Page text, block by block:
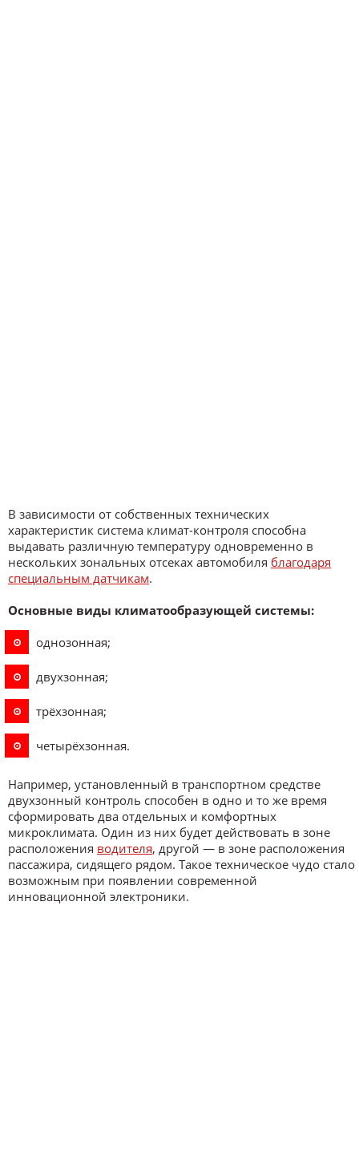
В зависимости от собственных технических
характеристик система климат-контроля способна
выдавать различную температуру одновременно в
нескольких зональных отсеках автомобиля благодаря
специальным датчикам.
Основные виды климатообразующей системы:
однозонная;
двухзонная;
трёхзонная;
четырёхзонная.
Например, установленный в транспортном средстве
двухзонный контроль способен в одно и то же время
сформировать два отдельных и комфортных
микроклимата. Один из них будет действовать в зоне
расположения водителя, другой — в зоне расположения
пассажира, сидящего рядом. Такое техническое чудо стало
возможным при появлении современной
инновационной электроники.